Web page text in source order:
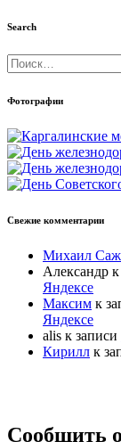
Search
Найти:
Фотографии
Свежие комментарии
Михаил
Александр
Яндексе
Максим к
Яндексе
alis к записи
Кирилл к
Прокрутка
Сообщить